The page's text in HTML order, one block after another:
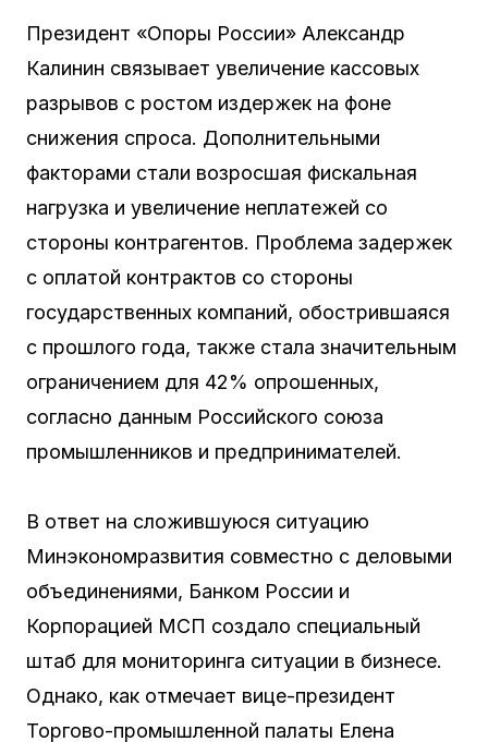
Президент «Опоры России» Александр
Калинин связывает увеличение кассовых
разрывов с ростом издержек на фоне
снижения спроса. Дополнительными
факторами стали возросшая фискальная
нагрузка и увеличение неплатежей со
стороны контрагентов. Проблема задержек
с оплатой контрактов со стороны
государственных компаний, обострившаяся
с прошлого года, также стала значительным
ограничением для 42% опрошенных,
согласно данным Российского союза
промышленников и предпринимателей.
В ответ на сложившуюся ситуацию
Минэкономразвития совместно с деловыми
объединениями, Банком России и
Корпорацией МСП создало специальный
штаб для мониторинга ситуации в бизнесе.
Однако, как отмечает вице-президент
Торгово-промышленной палаты Елена